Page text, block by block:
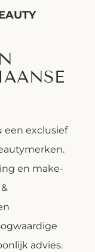
een exclusief
en make-
advies.